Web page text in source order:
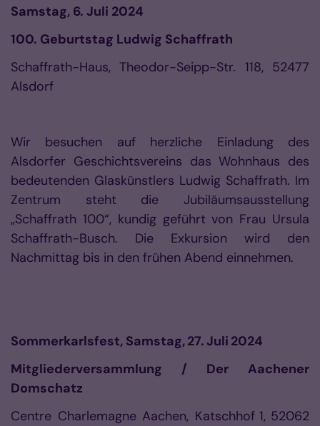
Samstag, 6. Juli 2024
100. Geburtstag Ludwig Schaffrath
Schaffrath-Haus, Theodor-Seipp-Str. 118, 52477
Alsdorf
Wir besuchen auf herzliche Einladung des
Alsdorfer Geschichtsvereins das Wohnhaus des
bedeutenden Glaskünstlers Ludwig Schaffrath. Im
Zentrum steht die Jubiläumsausstellung
„Schaffrath 100“, kundig geführt von Frau Ursula
Schaffrath-Busch. Die Exkursion wird den
Nachmittag bis in den frühen Abend einnehmen.
Sommerkarlsfest, Samstag,27.Juli 2024
Mitgliederversammlung / Der Aachener
Domschatz
Centre Charlemagne Aachen, Katschhof 1, 52062